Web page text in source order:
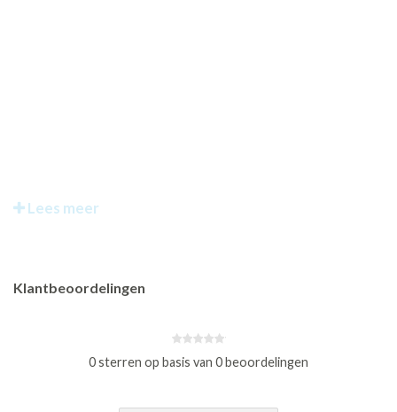
Lees meer
Klantbeoordelingen
0 sterren op basis van 0 beoordelingen